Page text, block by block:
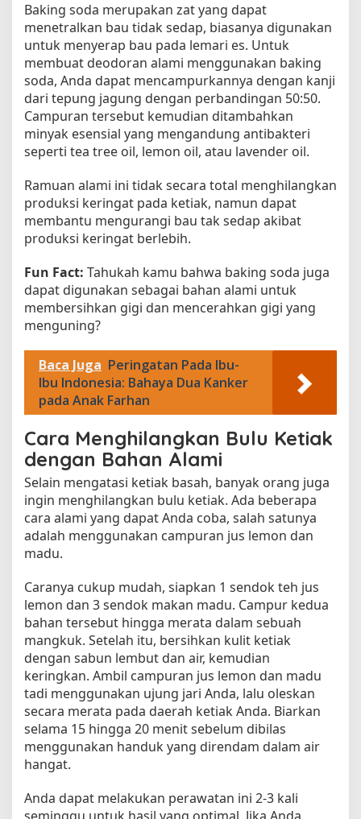
Baking soda merupakan zat yang dapat
menetralkan bau tidak sedap, biasanya digunakan
untuk menyerap bau pada lemari es. Untuk
membuat deodoran alami menggunakan baking
soda, Anda dapat mencampurkannya dengan kanji
dari tepung jagung dengan perbandingan 50:50.
Campuran tersebut kemudian ditambahkan
minyak esensial yang mengandung antibakteri
seperti tea tree oil, lemon oil, atau lavender oil.
Ramuan alami ini tidak secara total menghilangkan
produksi keringat pada ketiak, namun dapat
membantu mengurangi bau tak sedap akibat
produksi keringat berlebih.
Fun Fact: Tahukah kamu bahwa baking soda juga
dapat digunakan sebagai bahan alami untuk
membersihkan gigi dan mencerahkan gigi yang
menguning?
Baca Juga Peringatan Pada Ibu-
Ibu Indonesia: Bahaya Dua Kanker
pada Anak Farhan
Cara Menghilangkan Bulu Ketiak
dengan Bahan Alami
Selain mengatasi ketiak basah, banyak orang juga
ingin menghilangkan bulu ketiak. Ada beberapa
cara alami yang dapat Anda coba, salah satunya
adalah menggunakan campuran jus lemon dan
madu.
Caranya cukup mudah, siapkan 1 sendok teh jus
lemon dan 3 sendok makan madu. Campur kedua
bahan tersebut hingga merata dalam sebuah
mangkuk. Setelah itu, bersihkan kulit ketiak
dengan sabun lembut dan air, kemudian
keringkan. Ambil campuran jus lemon dan madu
tadi menggunakan ujung jari Anda, lalu oleskan
secara merata pada daerah ketiak Anda. Biarkan
selama 15 hingga 20 menit sebelum dibilas
menggunakan handuk yang direndam dalam air
hangat.
Anda dapat melakukan perawatan ini 2-3 kali